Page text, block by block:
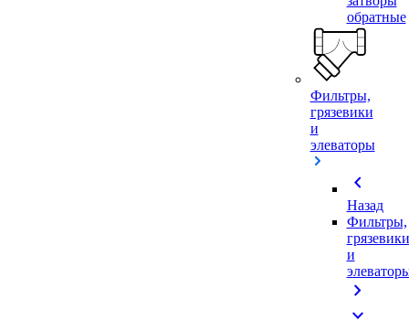
обратные
Фильтры,
грязевики
и
элеваторы
chevron_left
Назад
Фильтры,
грязевики
и
chevron_right
expand_more